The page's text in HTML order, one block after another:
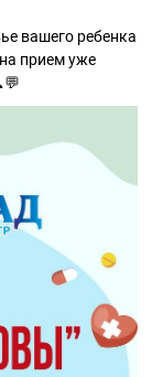
вашего ребенка
прием уже